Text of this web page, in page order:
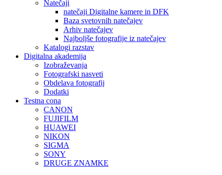
Natečaji
natečaji Digitalne kamere in DFK
Baza svetovnih natečajev
Arhiv natečajev
Najboljše fotografije iz natečajev
Katalogi razstav
Digitalna akademija
Izobraževanja
Fotografski nasveti
Obdelava fotografij
Dodatki
Testna cona
CANON
FUJIFILM
HUAWEI
NIKON
SIGMA
SONY
DRUGE ZNAMKE